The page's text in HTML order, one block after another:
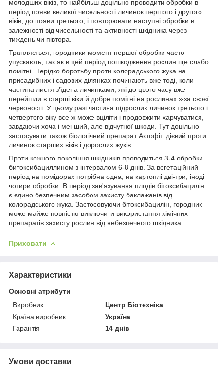
молодших віків, то найбільш доцільно проводити обробки в
період появи великої чисельності личинок першого і другого
віків, до появи третього, і повторювати наступні обробки в
залежності від чисельності та активності шкідника через
тиждень чи півтора.
Трапляється, городники момент першої обробки часто
упускають, так як в цей період пошкодження рослин ще слабо
помітні. Нерідко боротьбу проти колорадського жука на
присадибних і садових ділянках починають вже тоді, коли
частина листя з'їдена личинками, які до цього часу вже
перейшли в старші віки й добре помітні на рослинах з-за своєї
червоності. У цьому разі частина підрослих личинок третього і
четвертого віку все ж може вціліти і продовжити харчуватися,
завдаючи хоча і менший, але відчутної шкоди. Тут доцільно
застосувати також біологічний препарат Актофіт, дієвий проти
личинок старших віків і дорослих жуків.
Проти кожного покоління шкідників проводиться 3-4 обробки
битоксибациллином з інтервалом 6-8 днів. За вегетаційний
період на помідорах потрібна одна, на картоплі дві-три, іноді
чотири обробки. В період зав'язування плодів бітоксибацилін
є єдино безпечним засобом захисту баклажанів від
колорадського жука. Застосовуючи бітоксибацилін, городник
може майже повністю виключити використання хімічних
препаратів захисту рослин від небезпечного шкідника.
Приховати
Характеристики
Основні атрибути
Виробник
Центр Біотехніка
Країна виробник
Україна
Гарантія
14 днів
Умови доставки